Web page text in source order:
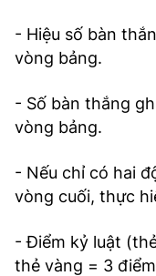
- Hiệu số bàn
vòng bảng.
- Số bàn thắng
vòng bảng.
- Nếu chỉ có hai
vòng cuối, thực
- Điểm kỷ luật
thẻ vàng = 3